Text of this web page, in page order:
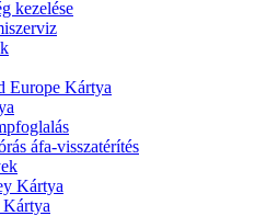
kezelése
Europe Kártya
áfa-visszatérítés
Kártya
Kártya